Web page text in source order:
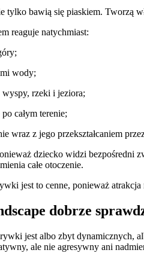
tylko bawią się piaskiem. Tworzą
reaguje natychmiast:
wody;
rzeki i jeziora;
całym terenie;
wraz z jego przekształcaniem
dziecko widzi bezpośredni
całe otoczenie.
jest to cenne, ponieważ
dobrze
jest albo zbyt dynamicznych,
ale nie agresywny ani